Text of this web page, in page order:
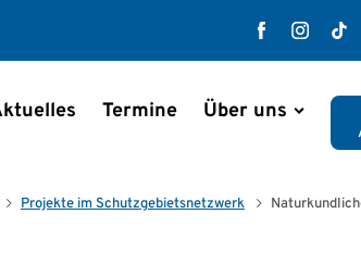
Termine Über uns
Projekte im Schutzgebiets­netzwerk